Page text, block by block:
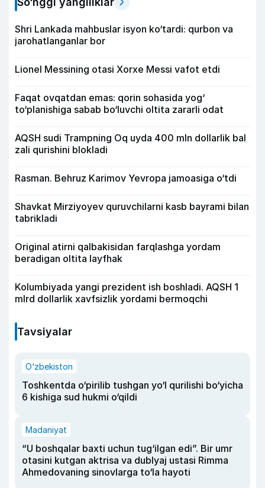
Shri Lankada mahbuslar isyon ko‘tardi: qurbon va
jarohatlanganlar bor
Lionel Messining otasi Xorxe Messi vafot etdi
Faqat ovqatdan emas: qorin sohasida yog‘
to‘planishiga sabab bo‘luvchi oltita zararli odat
AQSH sudi Trampning Oq uyda 400 mln dollarlik bal
zali qurishini blokladi
Rasman. Behruz Karimov Yevropa jamoasiga o‘tdi
Shavkat Mirziyoyev quruvchilarni kasb bayrami bilan
tabrikladi
Original atirni qalbakisidan farqlashga yordam
beradigan oltita layfhak
Kolumbiyada yangi prezident ish boshladi. AQSH 1
mlrd dollarlik xavfsizlik yordami bermoqchi
Tavsiyalar
O‘zbekiston
Toshkentda o‘pirilib tushgan yo‘l qurilishi bo‘yicha
6 kishiga sud hukmi o‘qildi
Madaniyat
“U boshqalar baxti uchun tug‘ilgan edi”. Bir umr
otasini kutgan aktrisa va dublyaj ustasi Rimma
Ahmedovaning sinovlarga to‘la hayoti